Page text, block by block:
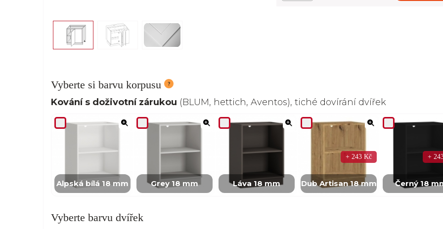
Vyberte si barvu korpusu
Kování s doživotní zárukou (BLUM, hettich, Aventos), tiché dovírání dvířek
Alpská bílá 18 mm Grey 18 mm Láva 18 mm Dub Artisan 18 mm
+ 243 Kč
Černý 18
+
Vyberte barvu dvířek